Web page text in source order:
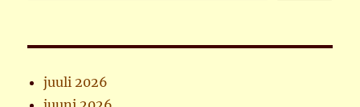
juuli 2026